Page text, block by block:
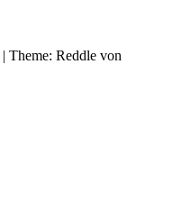
| Theme: Reddle von